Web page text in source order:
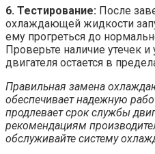
6. Тестирование: После
охлаждающей жидкости
ему прогреться до
Проверьте наличие утечек и
двигателя остается в
Правильная замена
обеспечивает надежную
продлевает срок службы
рекомендациям
обслуживайте систему